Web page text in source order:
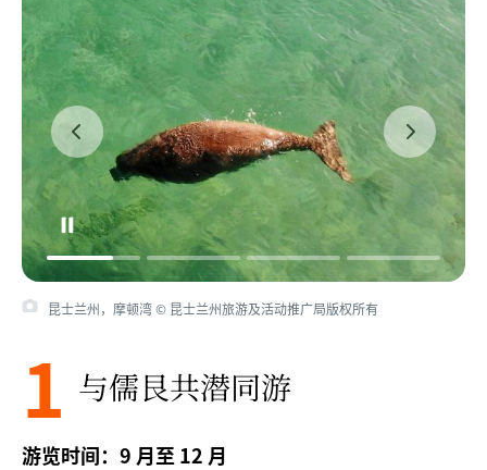
昆士兰州，摩顿湾 © 昆士兰州旅游及活动推广局版权所有
1 与儒艮共潜同游
游览时间：9 月至 12 月